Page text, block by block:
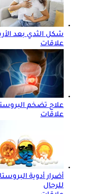
شكل الثدي بعد الأربعين.. 6 تغيرات تطرأ
علاقات
علاج تضخم البروستاتا بالأكل.. 6
علاقات
للرجال